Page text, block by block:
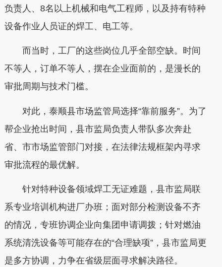
负责人、8名以上机械和电气工程师，以及持有特种
设备作业人员证的焊工、电工等。
而当时，工厂的这些岗位几乎全部空缺。时间
不等人，订单不等人，摆在企业面前的，是漫长的
审批周期与技术门槛。
对此，泰顺县市场监管局选择“靠前服务”。为了
帮企业抢出时间，县市监局负责人带队多次奔赴
省、市市场监管部门对接，在法律法规框架内寻求
审批流程的最优解。
针对特种设备领域焊工无证难题，县市监局联
系专业培训机构进厂办班；面对部分检测设备不齐
的情况，专班协调企业向集团申请调拨；针对燃油
系统清洗设备等可能存在的“合理缺项”，县市监局更
是多方协调，力争在省级层面寻求解决路径。